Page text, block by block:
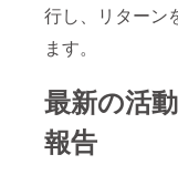
行し、リターン
ます。
最新の活動
報告